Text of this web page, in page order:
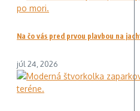
Na čo vás pred prvou plavbou na
júl 24, 2026